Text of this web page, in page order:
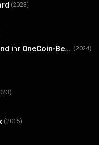
(2023)
Kill Bitcoin! - Die Kryptoqueen und ihr OneCoin-Betrug (2024)
(2015)